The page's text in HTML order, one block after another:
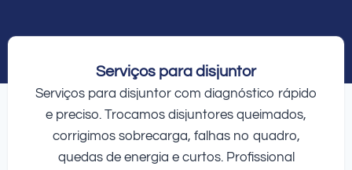
Serviços para disjuntor
Serviços para disjuntor com diagnóstico rápido
e preciso. Trocamos disjuntores queimados,
corrigimos sobrecarga, falhas no quadro,
quedas de energia e curtos. Profissional